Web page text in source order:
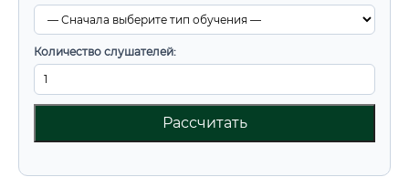
Количество слушателей:
Рассчитать